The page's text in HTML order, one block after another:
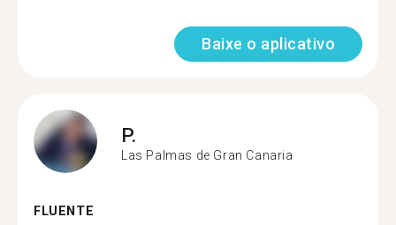
Baixe o aplicativo
P.
Las Palmas de Gran Canaria
FLUENTE